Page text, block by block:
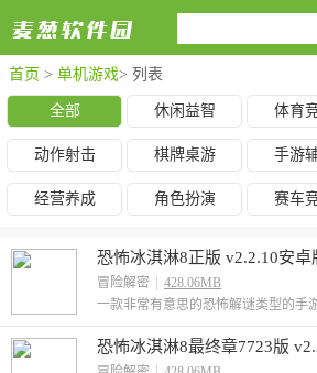
首页 > 单机游戏> 列表
全部 休闲益智 体育
动作射击 棋牌桌游 手游
经营养成 角色扮演 赛车
恐怖冰淇淋8正版 v2.2.10安卓
冒险解密
428.06MB
一款非常有意思的恐怖解谜类型的手
恐怖冰淇淋8最终章7723版